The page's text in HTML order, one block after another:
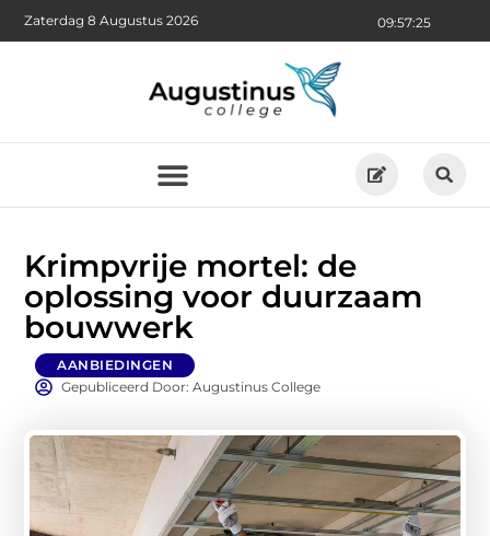
09:57:26
Zaterdag 8 Augustus 2026
Krimpvrije mortel: de
oplossing voor duurzaam
bouwwerk
AANBIEDINGEN
Gepubliceerd Door: Augustinus College